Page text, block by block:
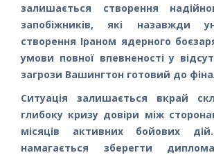
залишається створення
запобіжників, які назавжди
створення Іраном ядерного
умови повної впевненості у
загрози Вашингтон готовий до
Ситуація залишається вкрай
глибоку кризу довіри між
місяців активних бойових
намагається зберегти